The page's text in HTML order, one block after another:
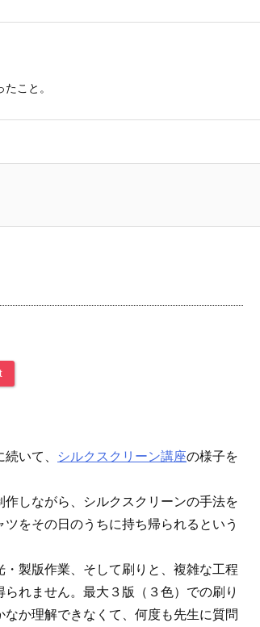
こと。
いて、
シルクスクリーン講座の様子を
しながら、シルクスクリーンの手法を
をその日のうちに持ち帰られるという
製版作業、そして刷りと、複雑な工程
れません。最大３版（３色）での刷り
か理解できなくて、何度も先生に質問